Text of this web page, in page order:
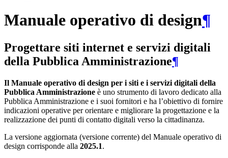
Manuale operativo di design¶
Progettare siti internet e servizi digitali
della Pubblica Amministrazione¶
Il Manuale operativo di design per i siti e i servizi digitali della
Pubblica Amministrazione è uno strumento di lavoro dedicato alla
Pubblica Amministrazione e i suoi fornitori e ha l’obiettivo di fornire
indicazioni operative per orientare e migliorare la progettazione e la
realizzazione dei punti di contatto digitali verso la cittadinanza.
La versione aggiornata (versione corrente) del Manuale operativo di
design corrisponde alla 2025.1.